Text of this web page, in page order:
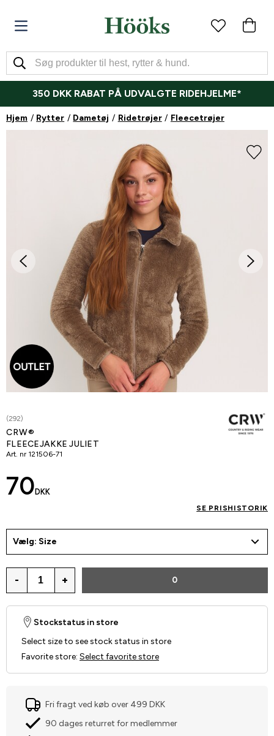
350 DKK RABAT PÅ UDVALGTE RIDEHJELME*
Hjem Rytter Dametøj Ridetrøjer Fleecetrøjer
(292)
CRW®
FLEECEJAKKE JULIET
Art. nr 121506-71
70 DKK
SE PRISHISTORIK
Vælg: Size
- + 0
Stockstatus in store
Select size to see stock status in store
Favorite store: Select favorite store
Fri fragt ved køb over 499 DKK
90 dages returret for medlemmer